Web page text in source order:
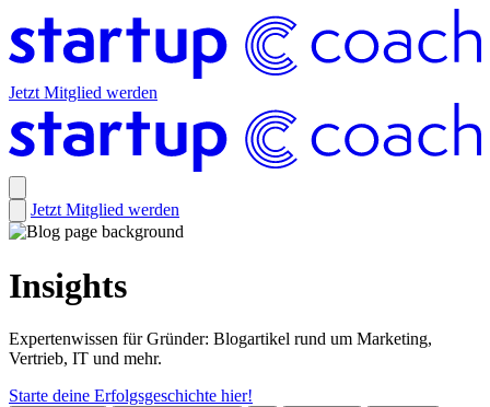
Jetzt Mitglied werden
Jetzt Mitglied werden
Insights
Expertenwissen für Gründer: Blogartikel rund um Marketing,
Vertrieb, IT und mehr.
Starte deine Erfolgsgeschichte hier!